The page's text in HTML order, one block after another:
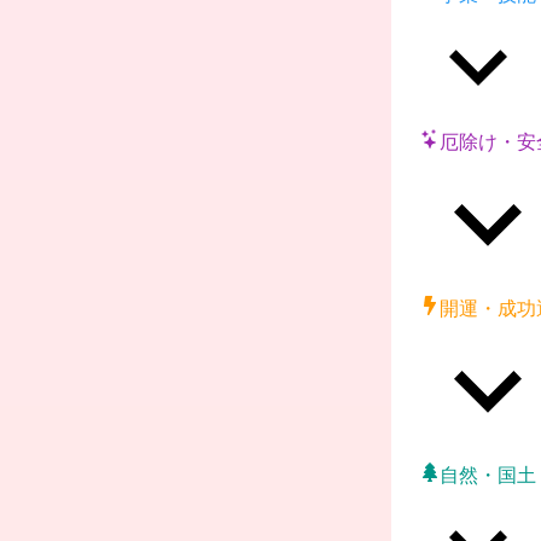
厄除け・安
開運・成功
自然・国土